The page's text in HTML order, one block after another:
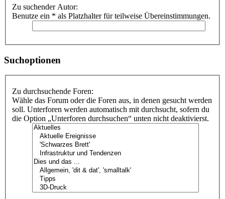
Zu suchender Autor:
Benutze ein * als Platzhalter für teilweise Übereinstimmungen.
Suchoptionen
Zu durchsuchende Foren:
Wähle das Forum oder die Foren aus, in denen gesucht werden
soll. Unterforen werden automatisch mit durchsucht, sofern du
die Option „Unterforen durchsuchen“ unten nicht deaktivierst.